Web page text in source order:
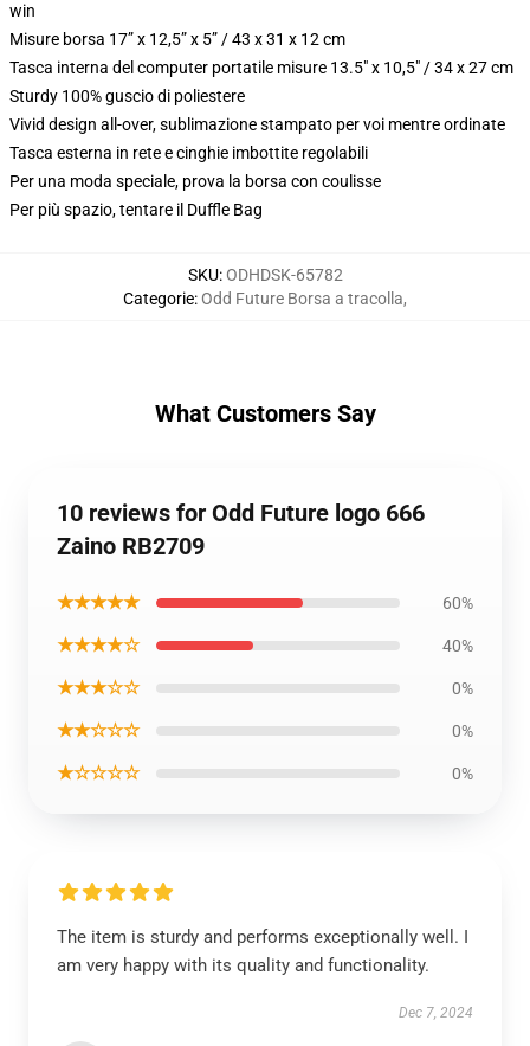
win
Misure borsa 17” x 12,5” x 5” / 43 x 31 x 12 cm
Tasca interna del computer portatile misure 13.5" x 10,5" / 34 x 27 cm
Sturdy 100% guscio di poliestere
Vivid design all-over, sublimazione stampato per voi mentre ordinate
Tasca esterna in rete e cinghie imbottite regolabili
Per una moda speciale, prova la borsa con coulisse
Per più spazio, tentare il Duffle Bag
SKU:ODHDSK-65782
Categorie:Odd Future Borsa a tracolla,
What Customers Say
10 reviews for Odd Future logo 666
Zaino RB2709
★★★★★ 60%
★★★★☆ 40%
★★★☆☆ 0%
★★☆☆☆ 0%
★☆☆☆☆ 0%
The item is sturdy and performs exceptionally well. I
am very happy with its quality and functionality.
Dec 7, 2024